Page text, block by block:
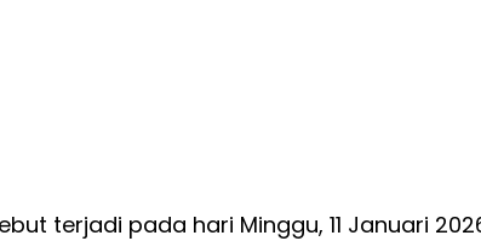
terjadi pada hari Minggu, 11 Januari